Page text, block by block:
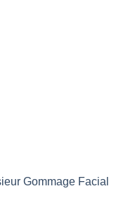
Gommage Facial